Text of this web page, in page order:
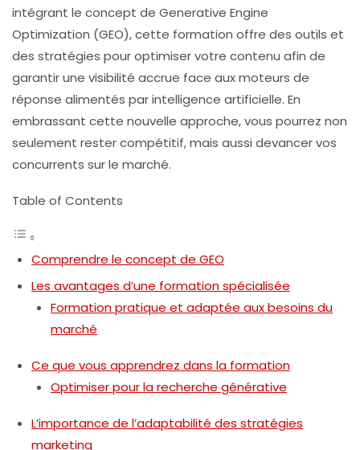
intégrant le concept de Generative Engine
Optimization (GEO), cette formation offre des outils et
des stratégies pour optimiser votre contenu afin de
garantir une visibilité accrue face aux moteurs de
réponse alimentés parintelligence artificielle. En
embrassant cette nouvelle approche, vous pourrez non
seulement rester compétitif, mais aussi devancer vos
concurrents sur le marché.
Table of Contents
Comprendre le concept de GEO
Les avantages d’une formation spécialisée
Formation pratique et adaptée aux besoins du
marché
Ce que vous apprendrez dans la formation
Optimiser pour la recherche générative
L’importance de l’adaptabilité des stratégies
marketing